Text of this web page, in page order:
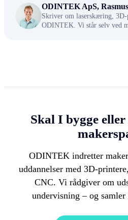
ODINTEK ApS,
Skriver om laserskæring,
ODINTEK. Vi står selv ved
Skal I bygge
ODINTEK indretter
uddannelser med 3D-
CNC. Vi rådgiver om
undervisning – og